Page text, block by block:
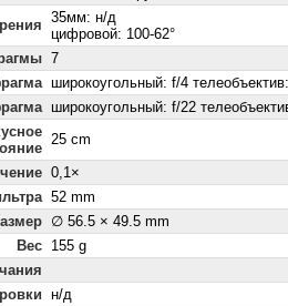
35мм: н/д
цифровой: 100-62°
7
широкоугольный: f/4
широкоугольный: f/22
25 cm
0,1×
52 mm
∅ 56.5 × 49.5 mm
Вес 155 g
н/д